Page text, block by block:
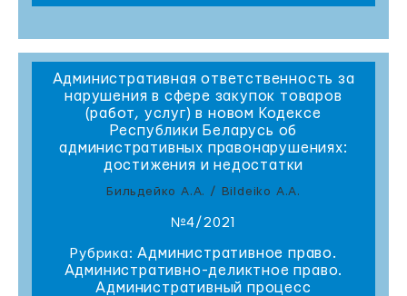
Административная ответственность за
нарушения в сфере закупок товаров
(работ, услуг) в новом Кодексе
Республики Беларусь об
административных правонарушениях:
достижения и недостатки
Бильдейко А.А. / Bildeiko A.A.
№4/2021
Рубрика:Административное право.
Административно-деликтное право.
Административный процесс